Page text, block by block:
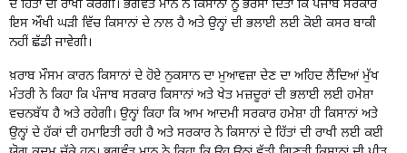
ਦੇ ਹਿੱਤਾਂ ਦੀ ਰਾਖੀ ਕਰੇਗੀ। ਭਗਵੰਤ ਮਾਨ ਨੇ ਕਿਸਾਨਾਂ ਨੂੰ ਭਰੋਸਾ ਦਿੱਤਾ ਕਿ ਪੰਜਾਬ ਸਰਕਾਰ
ਇਸ ਔਖੀ ਘੜੀ ਵਿੱਚ ਕਿਸਾਨਾਂ ਦੇ ਨਾਲ ਹੈ ਅਤੇ ਉਨ੍ਹਾਂ ਦੀ ਭਲਾਈ ਲਈ ਕੋਈ ਕਸਰ ਬਾਕੀ
ਨਹੀਂ ਛੱਡੀ ਜਾਵੇਗੀ।
ਖ਼ਰਾਬ ਮੌਸਮ ਕਾਰਨ ਕਿਸਾਨਾਂ ਦੇ ਹੋਏ ਨੁਕਸਾਨ ਦਾ ਮੁਆਵਜ਼ਾ ਦੇਣ ਦਾ ਅਹਿਦ ਲੈਂਦਿਆਂ ਮੁੱਖ
ਮੰਤਰੀ ਨੇ ਕਿਹਾ ਕਿ ਪੰਜਾਬ ਸਰਕਾਰ ਕਿਸਾਨਾਂ ਅਤੇ ਖੇਤ ਮਜ਼ਦੂਰਾਂ ਦੀ ਭਲਾਈ ਲਈ ਹਮੇਸ਼ਾ
ਵਚਨਬੱਧ ਹੈ ਅਤੇ ਰਹੇਗੀ। ਉਨ੍ਹਾਂ ਕਿਹਾ ਕਿ ਆਮ ਆਦਮੀ ਸਰਕਾਰ ਹਮੇਸ਼ਾ ਹੀ ਕਿਸਾਨਾਂ ਅਤੇ
ਉਨ੍ਹਾਂ ਦੇ ਹੱਕਾਂ ਦੀ ਹਮਾਇਤੀ ਰਹੀ ਹੈ ਅਤੇ ਸਰਕਾਰ ਨੇ ਕਿਸਾਨਾਂ ਦੇ ਹਿੱਤਾਂ ਦੀ ਰਾਖੀ ਲਈ ਕਈ